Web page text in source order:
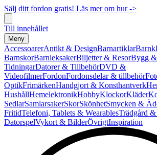
Sälj ditt fordon gratis! Läs mer om hur ->
Till innehållet
Meny
AccessoarerAntikt & DesignBarnartiklar
BarnskorBarnleksakerBiljetter & ResorBygg
TidningarDatorer & TillbehörDVD &
VideofilmerFordonFordonsdelar & tillbehör
OptikFrimärkenHandgjort & Konsthantverk
HushållHemelektronikHobbyKlockorKläder
SedlarSamlarsakerSkorSkönhetSmycken &
FritidTelefoni, Tablets & WearablesTrädgård
DatorspelVykort & BilderÖvrigtInspiration